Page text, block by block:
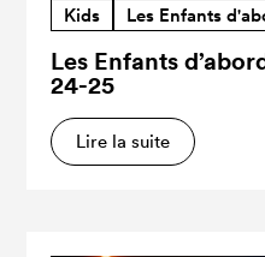
Kids Les Enfants
Les Enfants
24-25
Lire la suite